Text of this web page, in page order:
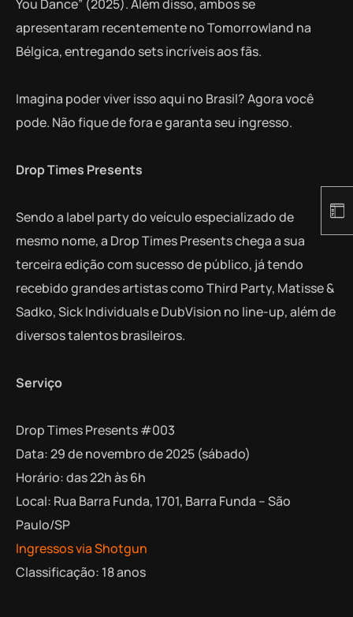
You Dance” (2025). Além disso, ambos se
apresentaram recentemente no Tomorrowland na
Bélgica, entregando sets incríveis aos fãs.
Imagina poder viver isso aqui no Brasil? Agora você
pode. Não fique de fora e garanta seu ingresso.
Drop Times Presents
Sendo a label party do veículo especializado de
mesmo nome, a Drop Times Presents chega a sua
terceira edição com sucesso de público, já tendo
recebido grandes artistas como Third Party, Matisse &
Sadko, Sick Individuals e DubVision no line-up, além de
diversos talentos brasileiros.
Serviço
Drop Times Presents #003
Data: 29 de novembro de 2025 (sábado)
Horário: das 22h às 6h
Local: Rua Barra Funda, 1701, Barra Funda – São
Paulo/SP
Ingressos via Shotgun
Classificação: 18 anos